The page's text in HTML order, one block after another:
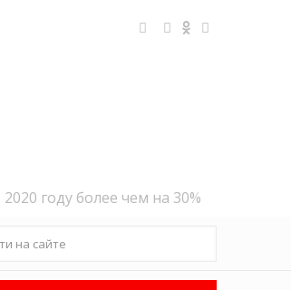
году более чем на 30%